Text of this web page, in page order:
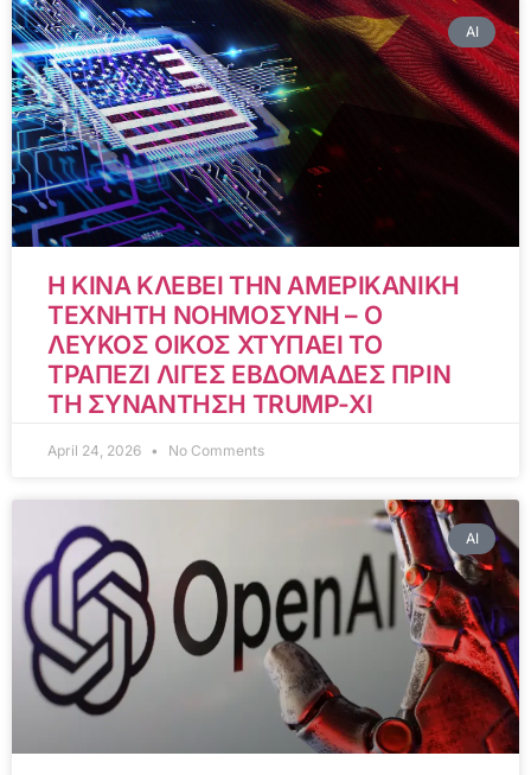
AI
Η ΚΙΝΑ ΚΛΕΒΕΙ ΤΗΝ ΑΜΕΡΙΚΑΝΙΚΗ
ΤΕΧΝΗΤΗ ΝΟΗΜΟΣΥΝΗ – Ο
ΛΕΥΚΟΣ ΟΙΚΟΣ ΧΤΥΠΑΕΙ ΤΟ
ΤΡΑΠΕΖΙ ΛΙΓΕΣ ΕΒΔΟΜΑΔΕΣ ΠΡΙΝ
ΤΗ ΣΥΝΑΝΤΗΣΗ TRUMP-XI
April 24, 2026 No Comments
AI